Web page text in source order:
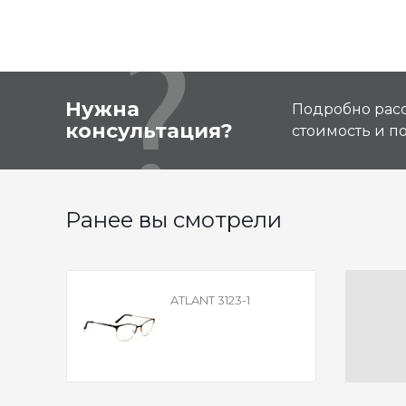
Нужна
консультация?
Подробно
стоимость и
Ранее вы смотрели
ATLANT 3123-1